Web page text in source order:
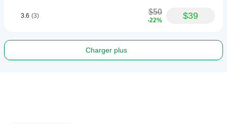
3.6 (3) $50
-22% $39
Charger plus